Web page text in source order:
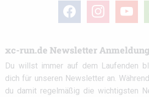
facebook instagramyoutube
xc-run.de Newsletter Anmeldung
Du willst immer auf dem Laufenden
dich für unseren Newsletter an.
du damit regelmäßig die wichtigsten